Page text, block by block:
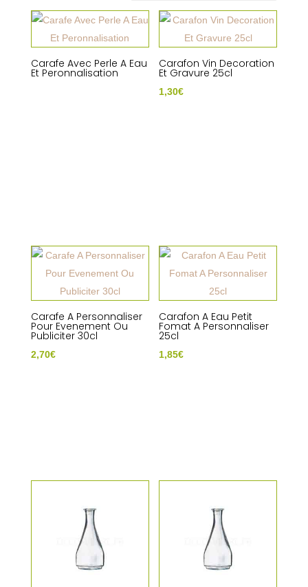
plus
récent
plus
Carafe Avec Perle A Eau
Et Peronnalisation
Carafon Vin Decoration
Et Gravure 25cl
1,30€
Carafe A Personnaliser
Pour Evenement Ou
Publiciter 30cl
2,70€
Carafon A Eau Petit
Fomat A Personnaliser
25cl
1,85€